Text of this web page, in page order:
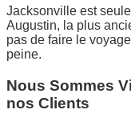
Jacksonville est
Augustin, la plus
pas de faire le
peine.
Nous Sommes
nos Clients